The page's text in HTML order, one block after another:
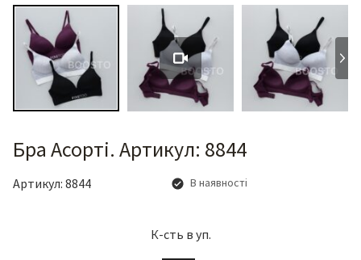
Бра Асорті. Артикул: 8844
Артикул: 8844 В наявності
К-сть в уп.